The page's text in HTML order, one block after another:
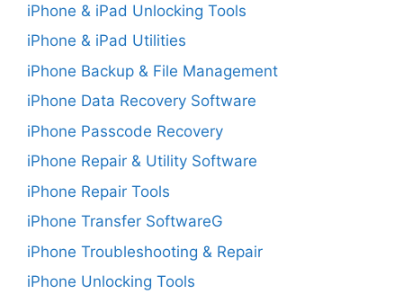
iPhone & iPad Unlocking Tools
iPhone & iPad Utilities
iPhone Backup & File Management
iPhone Data Recovery Software
iPhone Passcode Recovery
iPhone Repair & Utility Software
iPhone Repair Tools
iPhone Transfer SoftwareG
iPhone Troubleshooting & Repair
iPhone Unlocking Tools